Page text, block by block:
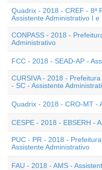
Quadrix - 2018 - CREF - 8ª
Assistente Administrativo I e
CONPASS - 2018 -
Administrativo
FCC - 2018 - SEAD-AP -
CURSIVA - 2018 -
- SC - Assistente
Quadrix - 2018 - CRO-MT -
CESPE - 2018 - EBSERH -
PUC - PR - 2018 -
Assistente Administrativo
FAU - 2018 - AMS -